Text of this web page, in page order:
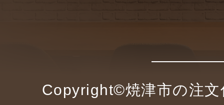
Copyright©焼津市の注文